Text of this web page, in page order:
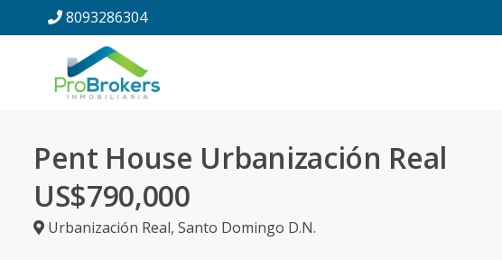
8093286304
Pent House Urbanización Real
US$790,000
Urbanización Real, Santo Domingo D.N.